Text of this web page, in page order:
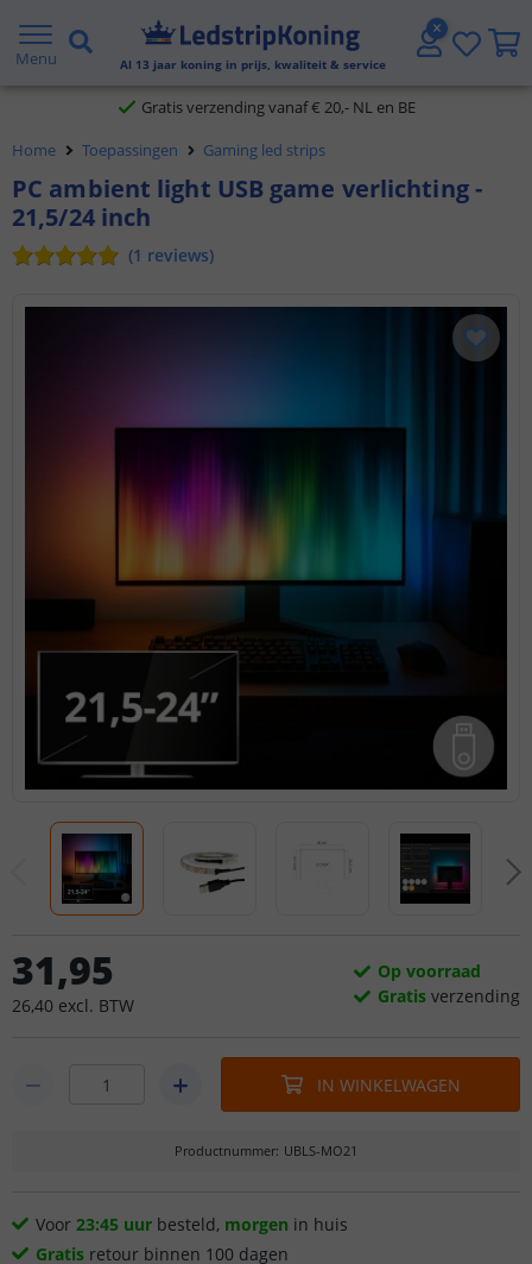
Menu Al 13 jaar koning in prijs, kwaliteit & service
5 jaar garantie
Gratis verzending vanaf € 20,- NL en BE
Klantbeoordeling 9.1
Voor 23:45 uur besteld,
Home Toepassingen Gaming led strips
PC ambient light USB game verlichting -
21,5/24 inch
(1 reviews)
31,95
26,40 excl. BTW
Op voorraad
Gratis verzending
IN WINKELWAGEN
Productnummer: UBLS-MO21
Voor 23:45 uur besteld, morgen in huis
Gratis retour binnen 100 dagen